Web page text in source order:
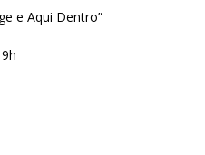
e Aqui Dentro”